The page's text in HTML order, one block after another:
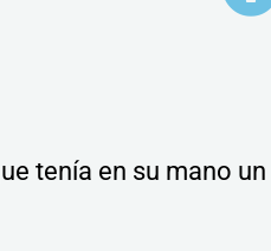
tenía en su mano un